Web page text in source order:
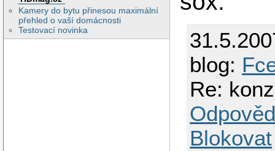
Kamery do bytu přinesou maximální
přehled o vaší domácnosti
Testovací novinka
blog:
Re:
Blokovat